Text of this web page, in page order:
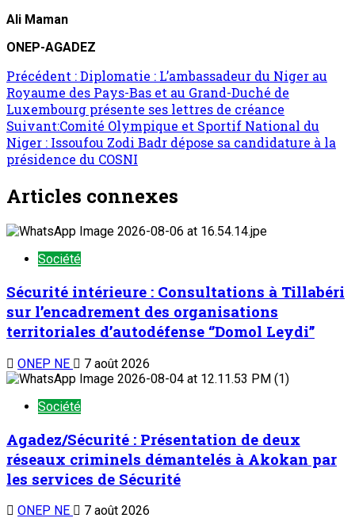
Ali Maman
ONEP-AGADEZ
Précédent :Diplomatie : L’ambassadeur du Niger au
Royaume des Pays-Bas et au Grand-Duché de
Luxembourg présente ses lettres de créance
Suivant:Comité Olympique et Sportif National du
Niger : Issoufou Zodi Badr dépose sa candidature à la
présidence du COSNI
Articles connexes
Société
Sécurité intérieure : Consultations à Tillabéri
sur l’encadrement des organisations
territoriales d’autodéfense ‘’Domol Leydi’’
ONEP NE 7 août 2026
Société
Agadez/Sécurité : Présentation de deux
réseaux criminels démantelés à Akokan par
les services de Sécurité
ONEP NE 7 août 2026